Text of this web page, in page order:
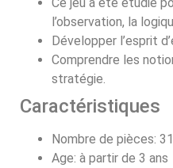
l’observation, la
Développer l’esprit
Comprendre les
stratégie.
Caractéristiques
Nombre de pièces:
Age: à partir de 3 ans